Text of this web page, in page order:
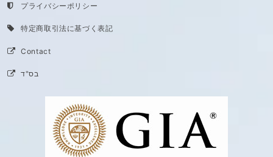
プライバシーポリシー
特定商取引法に基づく表記
Contact
בס"ד